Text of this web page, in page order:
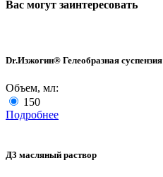
Вас могут заинтересовать
Dr.Изжогин® Гелеобразная суспензия
Объем, мл:
150
Подробнее
Д3 масляный раствор